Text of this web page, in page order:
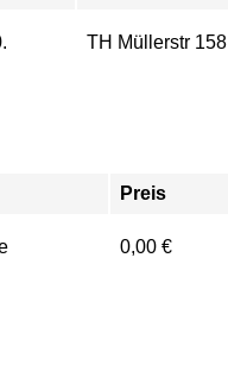
TH Müllerstr 158
Preis
0,00 €